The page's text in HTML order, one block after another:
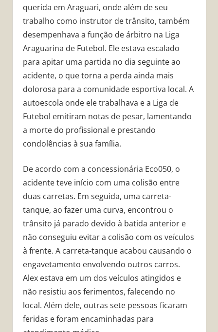
querida em Araguari, onde além de seu
trabalho como instrutor de trânsito, também
desempenhava a função de árbitro na Liga
Araguarina de Futebol. Ele estava escalado
para apitar uma partida no dia seguinte ao
acidente, o que torna a perda ainda mais
dolorosa para a comunidade esportiva local. A
autoescola onde ele trabalhava e a Liga de
Futebol emitiram notas de pesar, lamentando
a morte do profissional e prestando
condolências à sua família.
De acordo com a concessionária Eco050, o
acidente teve início com uma colisão entre
duas carretas. Em seguida, uma carreta-
tanque, ao fazer uma curva, encontrou o
trânsito já parado devido à batida anterior e
não conseguiu evitar a colisão com os veículos
à frente. A carreta-tanque acabou causando o
engavetamento envolvendo outros carros.
Alex estava em um dos veículos atingidos e
não resistiu aos ferimentos, falecendo no
local. Além dele, outras sete pessoas ficaram
feridas e foram encaminhadas para